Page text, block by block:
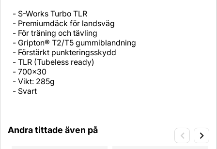
- S-Works Turbo TLR
- Premiumdäck för landsväg
- För träning och tävling
- Gripton® T2/T5 gummiblandning
- Förstärkt punkteringsskydd
- TLR (Tubeless ready)
- 700x30
- Vikt: 285g
- Svart
Andra tittade även på